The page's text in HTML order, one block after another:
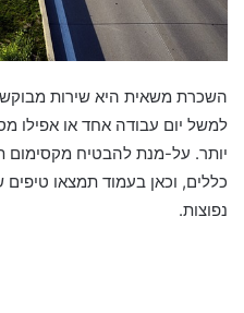
השכרת משאית היא שירות מבוקש
למשל יום עבודה אחד או אפילו
יותר. על-מנת להבטיח
כללים, וכאן בעמוד תמצאו טיפים
נפוצות.